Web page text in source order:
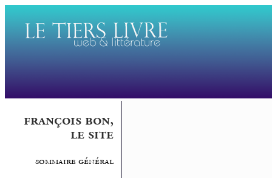
françois bon,
le site
sommaire général